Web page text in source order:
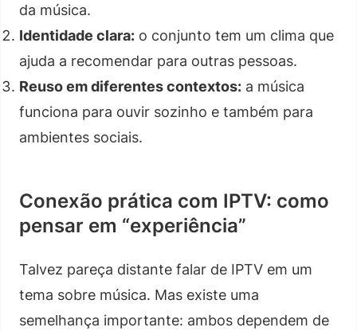
da música.
Identidade clara: o conjunto tem um clima que
ajuda a recomendar para outras pessoas.
Reuso em diferentes contextos: a música
funciona para ouvir sozinho e também para
ambientes sociais.
Conexão prática com IPTV: como
pensar em “experiência”
Talvez pareça distante falar de IPTV em um
tema sobre música. Mas existe uma
semelhança importante: ambos dependem de